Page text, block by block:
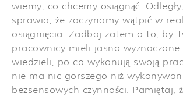
wiemy, co chcemy osiągnąć.
sprawia, że zaczynamy wątpić w
osiągnięcia. Zadbaj zatem o to, by
pracownicy mieli jasno wyznaczone
wiedzieli, po co wykonują swoją
nie ma nic gorszego niż
bezsensowych czynności. Pamiętaj,